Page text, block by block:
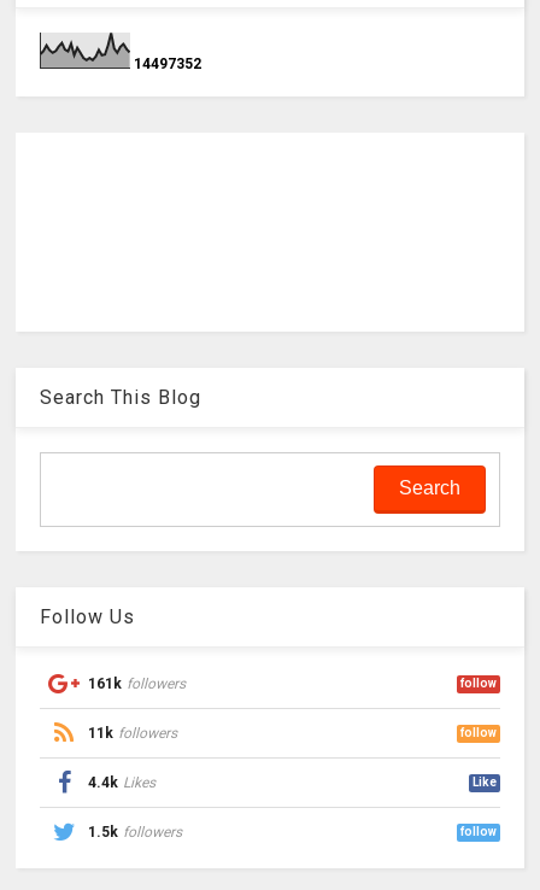
14497352
Search This Blog
Follow Us
161k followers follow
11k followers follow
4.4k Likes Like
1.5k followers follow